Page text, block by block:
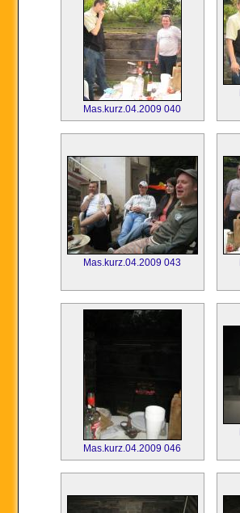
Mas.kurz.04.2009 040
Mas.kurz.04.2009 043
Mas.kurz.04.2009 046